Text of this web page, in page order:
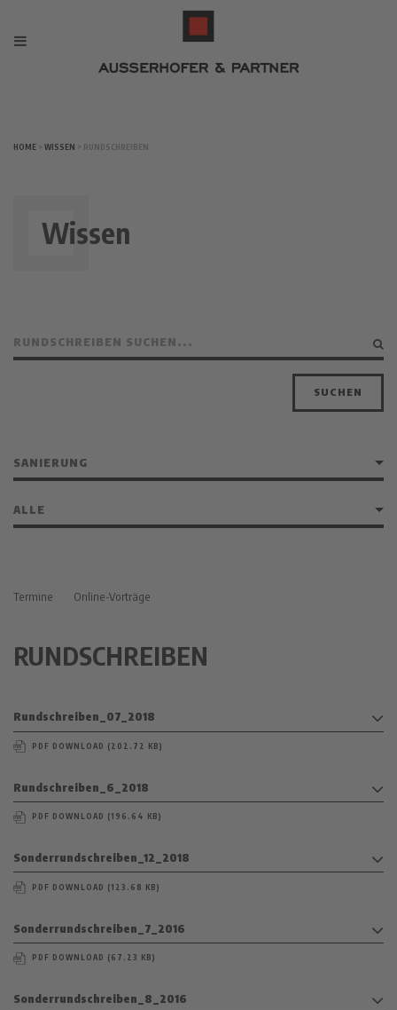
HOME > WISSEN > RUNDSCHREIBEN
Wissen
SUCHEN
Termine Online-Vorträge
RUNDSCHREIBEN
Rundschreiben_07_2018
PDF DOWNLOAD (202.72 KB)
Rundschreiben_6_2018
PDF DOWNLOAD (196.64 KB)
Sonderrundschreiben_12_2018
PDF DOWNLOAD (123.68 KB)
Sonderrundschreiben_7_2016
PDF DOWNLOAD (67.23 KB)
Sonderrundschreiben_8_2016